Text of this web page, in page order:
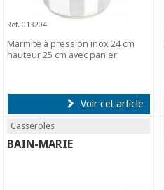
Ref. 013204
Marmite à pression inox 24 cm
hauteur 25 cm avec panier
Voir cet article
Casseroles
BAIN-MARIE